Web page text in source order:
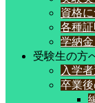
資格
各種
学納
受験生の方
入学
卒業